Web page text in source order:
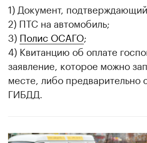
1) Документ,
2) ПТС на автомобиль;
3) Полис ОСАГО;
4) Квитанцию об оплате
заявление, которое можно
месте, либо предварительно
ГИБДД.